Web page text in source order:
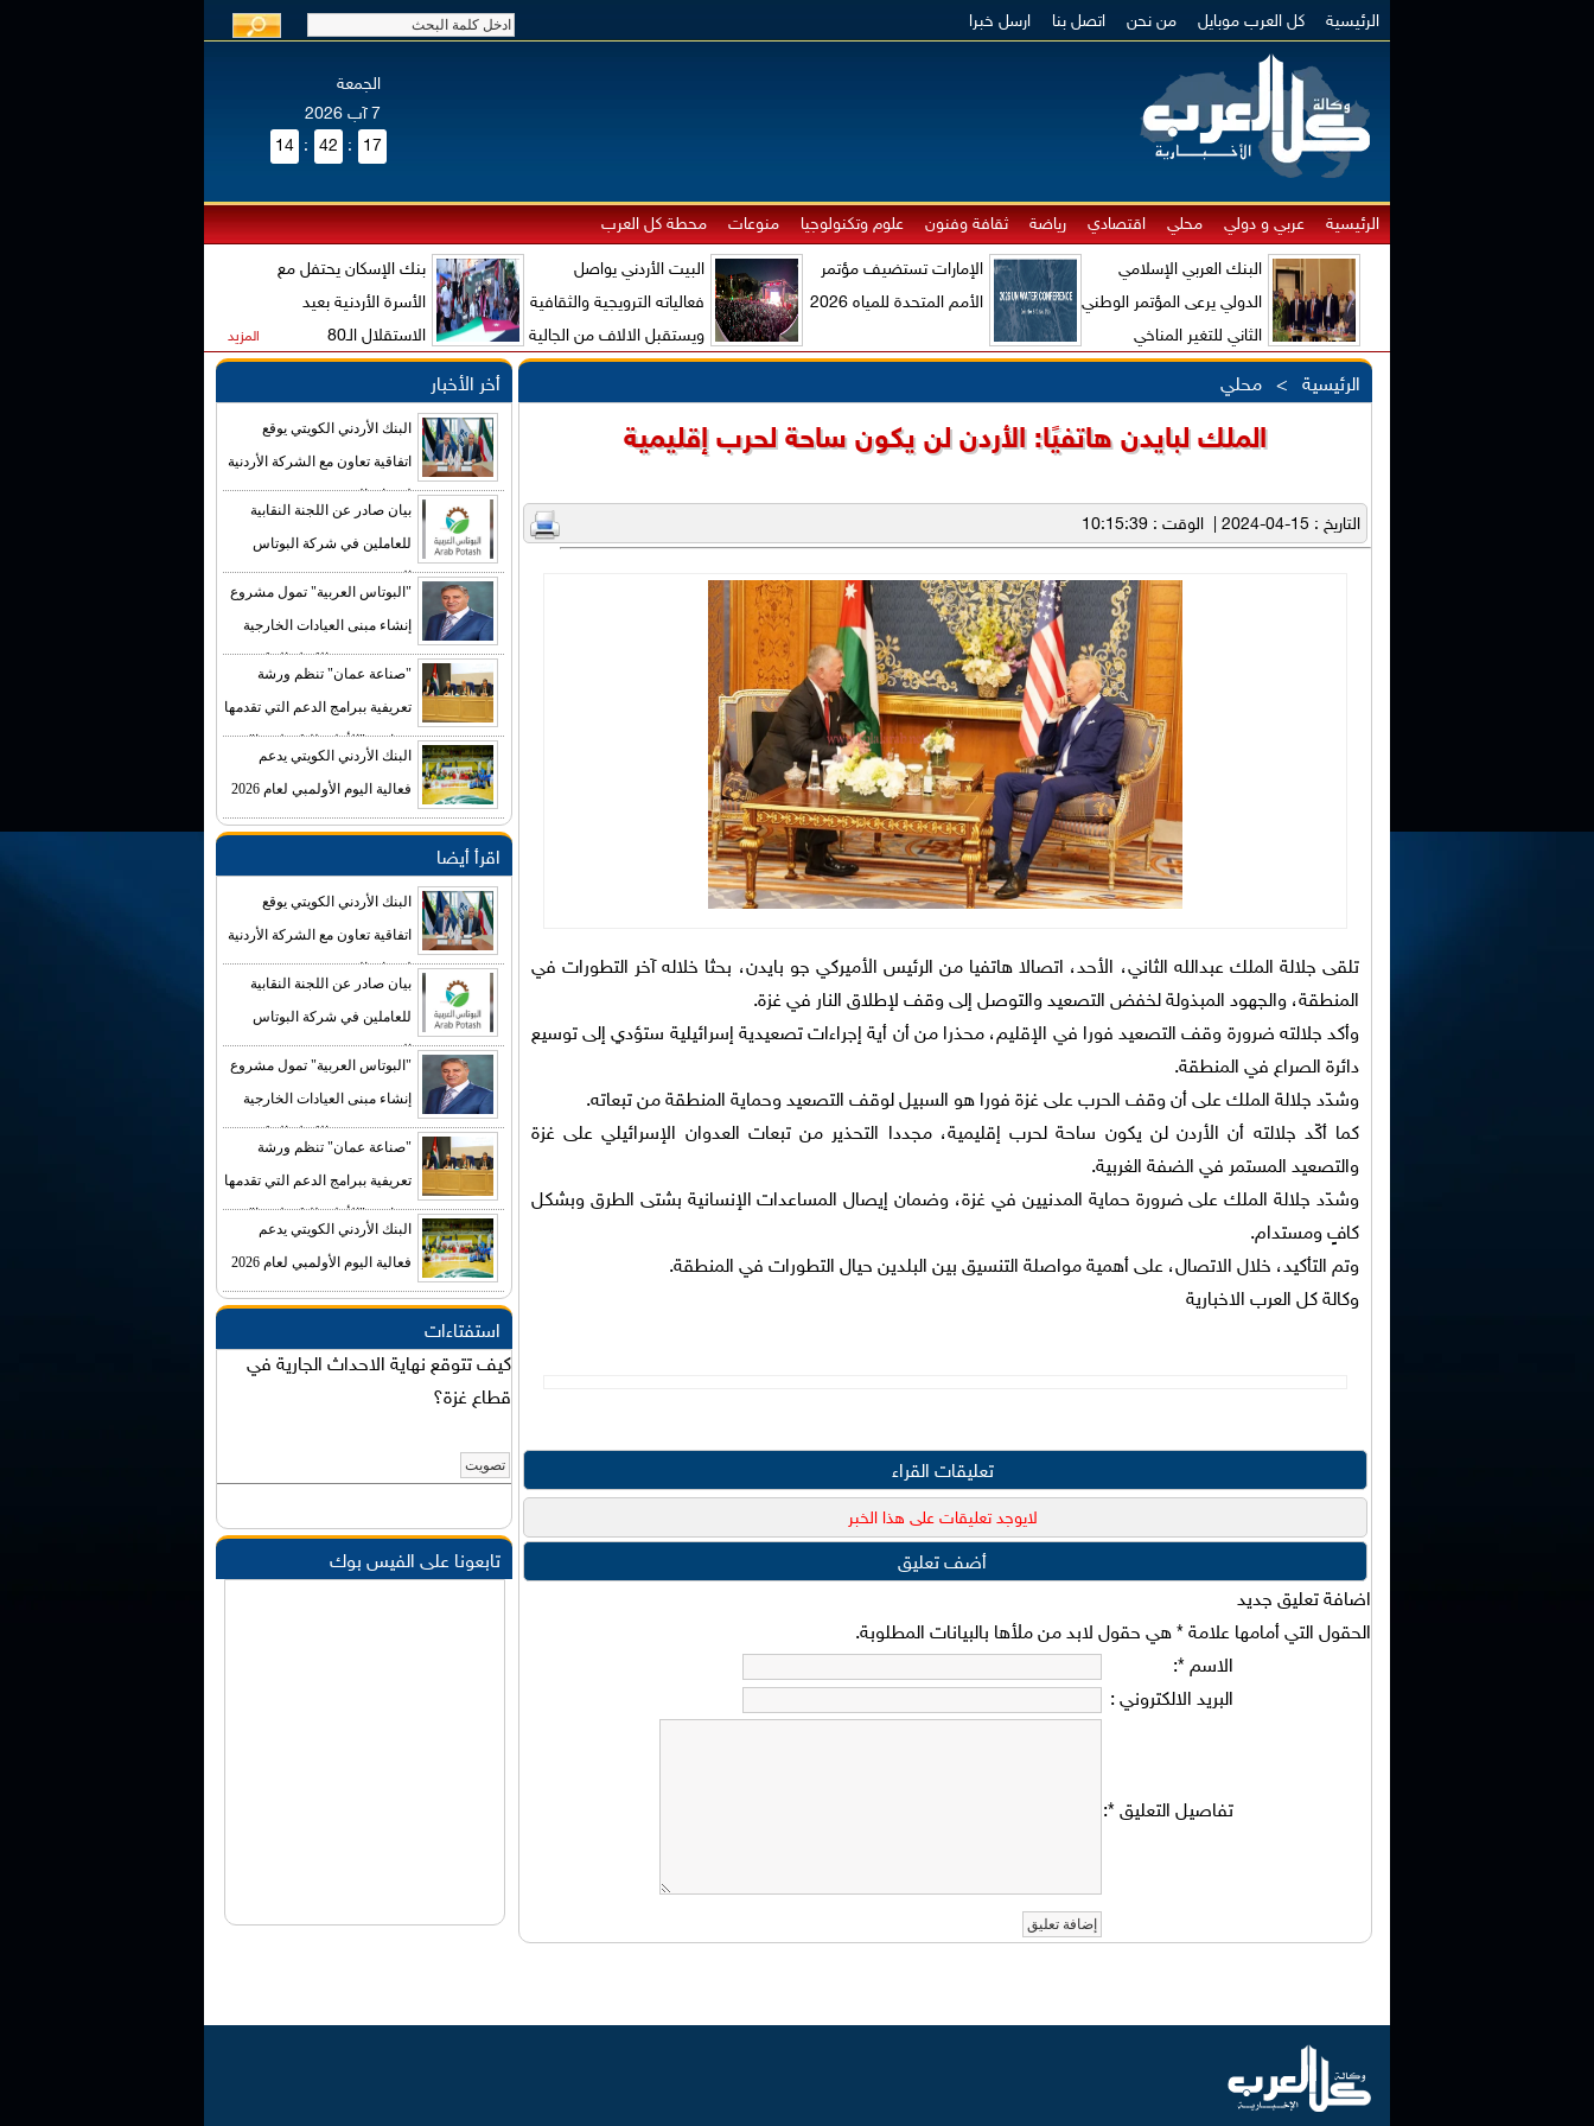
الرئيسية كل العرب موبايل من نحن اتصل بنا ارسل خبرا
الجمعة
7 آب 2026
14 : 42 : 17
الرئيسية عربي و دولي محلي اقتصادي رياضة ثقافة وفنون علوم وتكنولوجيا منوعات محطة كل العرب
البنك العربي الإسلامي
الدولي يرعى المؤتمر الوطني
الثاني للتغير المناخي
الإمارات تستضيف مؤتمر
الأمم المتحدة للمياه 2026
البيت الأردني يواصل
فعالياته الترويجية والثقافية
ويستقبل الالاف من الجالية
بنك الإسكان يحتفل مع
الأسرة الأردنية بعيد
الاستقلال الـ80
المزيد
الرئيسية > محلي
الملك لبايدن هاتفيًا: الأردن لن يكون ساحة لحرب إقليمية
التاريخ : 15-04-2024 | الوقت : 10:15:39
تلقى جلالة الملك عبدالله الثاني، الأحد، اتصالا هاتفيا من الرئيس الأميركي جو بايدن، بحثا خلاله آخر التطورات في
المنطقة، والجهود المبذولة لخفض التصعيد والتوصل إلى وقف لإطلاق النار في غزة.
وأكد جلالته ضرورة وقف التصعيد فورا في الإقليم، محذرا من أن أية إجراءات تصعيدية إسرائيلية ستؤدي إلى توسيع
دائرة الصراع في المنطقة.
وشدّد جلالة الملك على أن وقف الحرب على غزة فورا هو السبيل لوقف التصعيد وحماية المنطقة من تبعاته.
كما أكّد جلالته أن الأردن لن يكون ساحة لحرب إقليمية، مجددا التحذير من تبعات العدوان الإسرائيلي على غزة
والتصعيد المستمر في الضفة الغربية.
وشدّد جلالة الملك على ضرورة حماية المدنيين في غزة، وضمان إيصال المساعدات الإنسانية بشتى الطرق وبشكل
كافٍ ومستدام.
وتم التأكيد، خلال الاتصال، على أهمية مواصلة التنسيق بين البلدين حيال التطورات في المنطقة.
وكالة كل العرب الاخبارية
تعليقات القراء
لايوجد تعليقات على هذا الخبر
أضف تعليق
اضافة تعليق جديد
الحقول التي أمامها علامة * هي حقول لابد من ملأها بالبيانات المطلوبة.
الاسم*
:
البريد الالكتروني:
تفاصيل التعليق*
:
أخر الأخبار
البنك الأردني الكويتي يوقع
اتفاقية تعاون مع الشركة الأردنية
لضمان القروض
بيان صادر عن اللجنة النقابية
للعاملين في شركة البوتاس
العربية
"البوتاس العربية" تمول مشروع
إنشاء مبنى العيادات الخارجية
في مستشفى الكرك الحكومي
بكلفة تصل إلى (4) ملايين دينار
"صناعة عمان" تنظم ورشة
تعريفية ببرامج الدعم التي تقدمها
صناديق "الأعلى للتكنولوجيا"
البنك الأردني الكويتي يدعم
فعالية اليوم الأولمبي لعام 2026
اقرأ أيضا
البنك الأردني الكويتي يوقع
اتفاقية تعاون مع الشركة الأردنية
لضمان القروض
بيان صادر عن اللجنة النقابية
للعاملين في شركة البوتاس
العربية
"البوتاس العربية" تمول مشروع
إنشاء مبنى العيادات الخارجية
في مستشفى الكرك الحكومي
بكلفة تصل إلى (4) ملايين دينار
"صناعة عمان" تنظم ورشة
تعريفية ببرامج الدعم التي تقدمها
صناديق "الأعلى للتكنولوجيا"
البنك الأردني الكويتي يدعم
فعالية اليوم الأولمبي لعام 2026
استفتاءات
كيف تتوقع نهاية الاحداث الجارية في
قطاع غزة؟
تابعونا على الفيس بوك